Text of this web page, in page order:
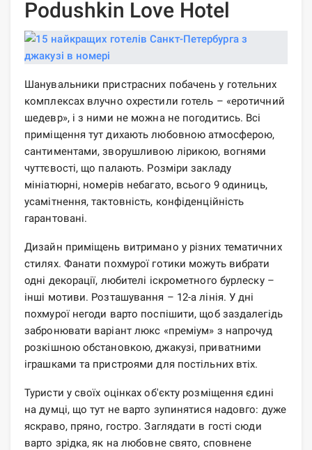
Podushkin Love Hotel
Шанувальники пристрасних побачень у готельних
комплексах влучно охрестили готель – «еротичний
шедевр», і з ними не можна не погодитись. Всі
приміщення тут дихають любовною атмосферою,
сантиментами, зворушливою лірикою, вогнями
чуттєвості, що палають. Розміри закладу
мініатюрні, номерів небагато, всього 9 одиниць,
усамітнення, тактовність, конфіденційність
гарантовані.
Дизайн приміщень витримано у різних тематичних
стилях. Фанати похмурої готики можуть вибрати
одні декорації, любителі іскрометного бурлеску –
інші мотиви. Розташування – 12-а лінія. У дні
похмурої негоди варто поспішити, щоб заздалегідь
забронювати варіант люкс «преміум» з напрочуд
розкішною обстановкою, джакузі, приватними
іграшками та пристроями для постільних втіх.
Туристи у своїх оцінках об'єкту розміщення єдині
на думці, що тут не варто зупинятися надовго: дуже
яскраво, пряно, гостро. Заглядати в гості сюди
варто зрідка, як на любовне свято, сповнене